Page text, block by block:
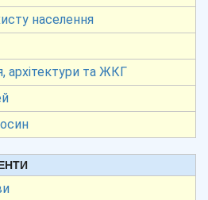
населення
архітектури та ЖКГ